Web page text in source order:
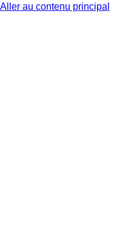
Aller au contenu principal